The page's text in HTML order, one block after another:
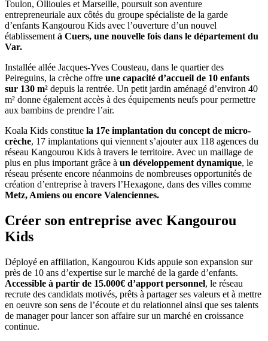
Toulon, Ollioules et Marseille, poursuit son aventure
entrepreneuriale aux côtés du groupe spécialiste de la garde
d’enfants Kangourou Kids avec l’ouverture d’un nouvel
établissement à Cuers, une nouvelle fois dans le département du
Var.
Installée allée Jacques-Yves Cousteau, dans le quartier des
Peireguins, la crèche offre une capacité d’accueil de 10 enfants
sur 130 m² depuis la rentrée. Un petit jardin aménagé d’environ 40
m² donne également accès à des équipements neufs pour permettre
aux bambins de prendre l’air.
Koala Kids constitue la 17e implantation du concept de micro-
crèche, 17 implantations qui viennent s’ajouter aux 118 agences du
réseau Kangourou Kids à travers le territoire. Avec un maillage de
plus en plus important grâce à un développement dynamique, le
réseau présente encore néanmoins de nombreuses opportunités de
création d’entreprise à travers l’Hexagone, dans des villes comme
Metz, Amiens ou encore Valenciennes.
Créer son entreprise avec Kangourou
Kids
Déployé en affiliation, Kangourou Kids appuie son expansion sur
près de 10 ans d’expertise sur le marché de la garde d’enfants.
Accessible à partir de 15.000€ d’apport personnel, le réseau
recrute des candidats motivés, prêts à partager ses valeurs et à mettre
en oeuvre son sens de l’écoute et du relationnel ainsi que ses talents
de manager pour lancer son affaire sur un marché en croissance
continue.